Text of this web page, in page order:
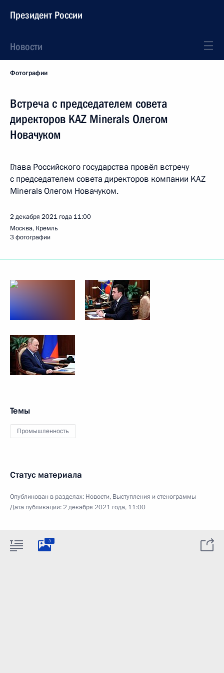
Президент России
Новости
Фотографии
Встреча с председателем совета
директоров KAZ Minerals Олегом
Новачуком
Глава Российского государства провёл встречу
с председателем совета директоров компании KAZ
Minerals Олегом Новачуком.
2 декабря 2021 года 11:00
Москва, Кремль
3 фотографии
Темы
Промышленность
Статус материала
Опубликован в разделах: Новости, Выступления и стенограммы
Дата публикации:2 декабря 2021 года, 11:00
3